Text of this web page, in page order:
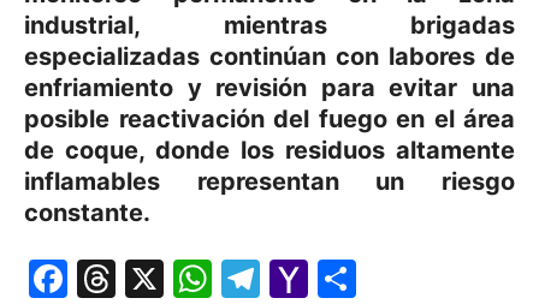
industrial, mientras brigadas
especializadas continúan con labores de
enfriamiento y revisión para evitar una
posible reactivación del fuego en el área
de coque, donde los residuos altamente
inflamables representan un riesgo
constante.
Facebook
Threads
X WhatsApp
Telegram
Yahoo